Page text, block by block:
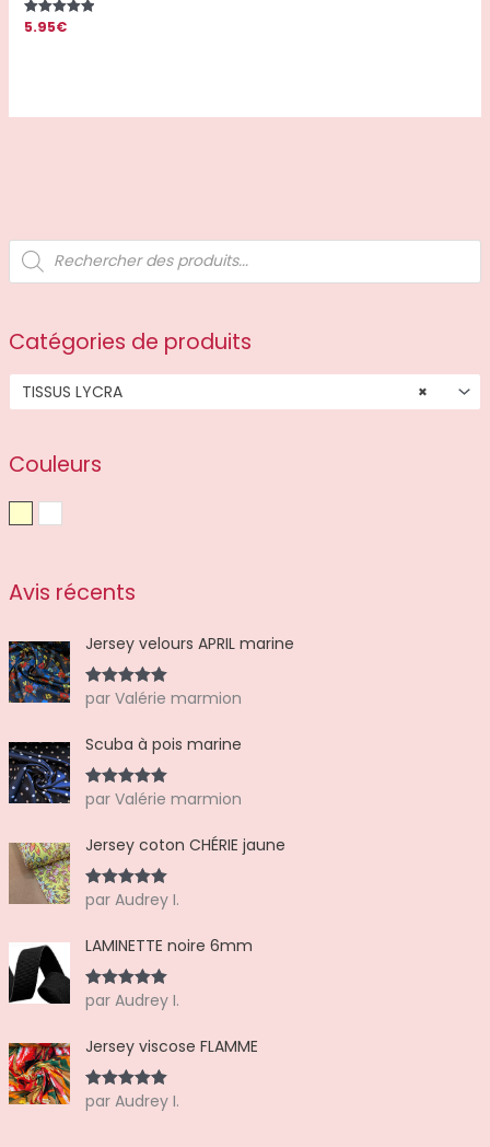
R
c
c
h
p
d
u
t
s
Catégories de produits
×
TISSUS LYCRA
Couleurs
Avis récents
Jersey velours APRIL marine
Note5sur
5
par Valérie marmion
Scuba à pois marine
Note5sur
5
par Valérie marmion
Jersey coton CHÉRIE jaune
Note5sur
5
par Audrey I.
LAMINETTE noire 6mm
Note5sur
5
par Audrey I.
Jersey viscose FLAMME
Note5sur
5
par Audrey I.
Note
5.95€